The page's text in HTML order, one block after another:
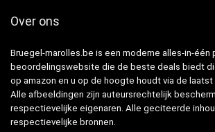
Over ons
Bruegel-marolles.be is een moderne alles-in-één
beoordelingswebsite die de beste deals biedt
op amazon en u op de hoogte houdt via de
Alle afbeeldingen zijn auteursrechtelijk
respectievelijke eigenaren. Alle geciteerde
respectievelijke bronnen.